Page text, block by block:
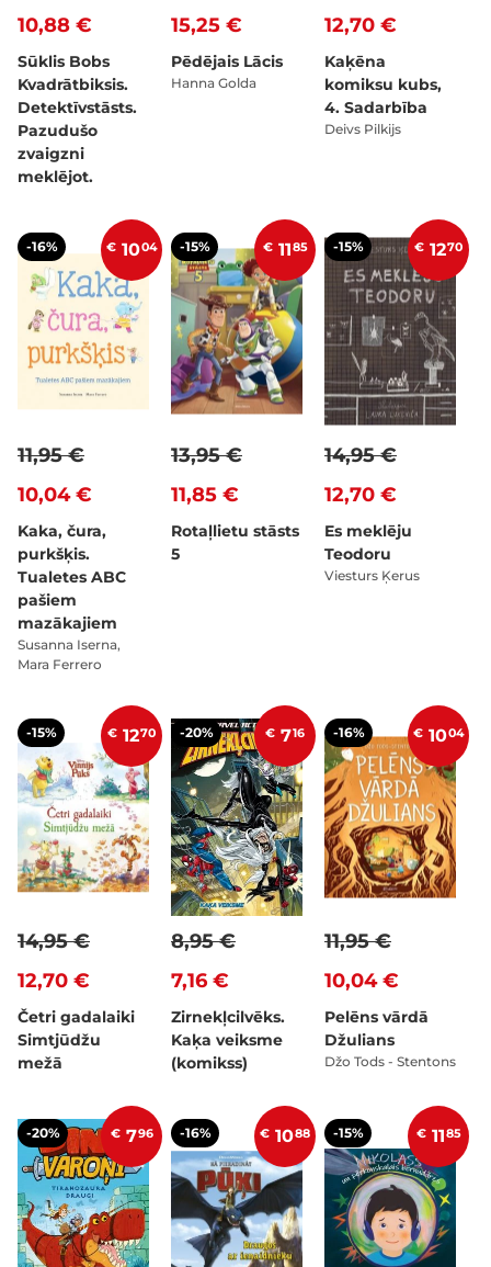
10,88 €
Sūklis Bobs
Kvadrātbiksis.
Detektīvstāsts.
Pazudušo
zvaigzni
meklējot.
15,25 €
Pēdējais Lācis
Hanna Golda
12,70 €
Kaķēna
komiksu kubs,
4. Sadarbība
Deivs Pilkijs
-16% € 1004
10,04 €
11,95 €
Kaka, čura,
purkšķis.
Tualetes ABC
pašiem
mazākajiem
Susanna Iserna,
Mara Ferrero
-15% € 1185
11,85 €
13,95 €
Rotaļlietu stāsts
5
-15% € 1270
12,70 €
14,95 €
Es meklēju
Teodoru
Viesturs Ķerus
-15% € 1270
12,70 €
14,95 €
Četri gadalaiki
Simtjūdžu
mežā
-20% € 716
7,16 €
8,95 €
Zirnekļcilvēks.
Kaķa veiksme
(komikss)
-16% € 1004
10,04 €
11,95 €
Pelēns vārdā
Džulians
Džo Tods - Stentons
-20% € 796 -16% € 1088 -15% € 1185